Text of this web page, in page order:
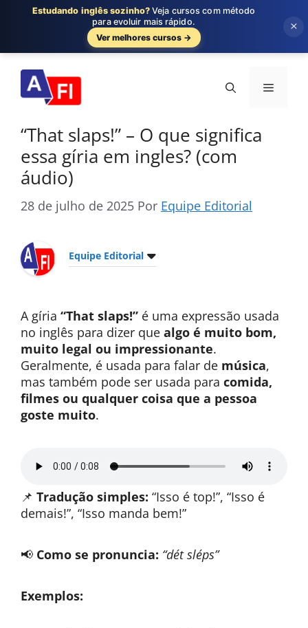
para
conteúdo
Menu
“That slaps!” – O que significa
essa gíria em ingles? (com
áudio)
28 de julho de 2025 Por Equipe Editorial
Equipe Editorial
A gíria “That slaps!” é uma expressão usada
no inglês para dizer que algo é muito bom,
muito legal ou impressionante.
Geralmente, é usada para falar de música,
mas também pode ser usada para comida,
filmes ou qualquer coisa que a pessoa
goste muito.
📌 Tradução simples: “Isso é top!”, “Isso é
demais!”, “Isso manda bem!”
📢 Como se pronuncia: “dét sléps”
Exemplos:
Estudando inglês sozinho? Veja cursos com método
para evoluir mais rápido.
Ver melhores cursos →
×